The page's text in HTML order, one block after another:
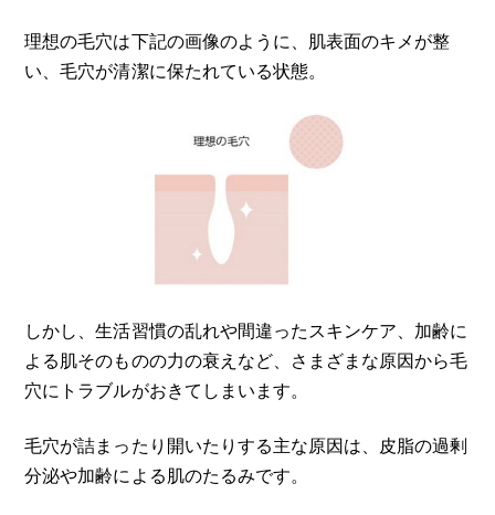
理想の毛穴は下記の画像のように、肌表面のキメが整
い、毛穴が清潔に保たれている状態。
しかし、生活習慣の乱れや間違ったスキンケア、加齢に
よる肌そのものの力の衰えなど、さまざまな原因から毛
穴にトラブルがおきてしまいます。
毛穴が詰まったり開いたりする主な原因は、皮脂の過剰
分泌や加齢による肌のたるみです。